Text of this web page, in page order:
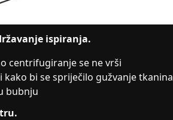
ispiranja.
centrifugiranje se ne vrši
bi se spriječilo gužvanje tkanina
bubnju